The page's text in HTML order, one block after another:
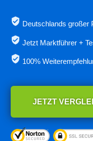
Deutschlands großer
Jetzt Marktführer +
100%
JETZT